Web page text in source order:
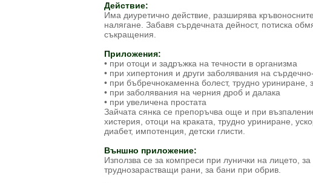
Действие:
Има диуретично действие, разширява
налягане. Забавя сърдечната дейност, потиска
съкращения.
Приложения:
• при отоци и задръжка на течности в организма
• при хипертония и други заболявания на
• при бъбречнокаменна болест, трудно уриниране,
• при заболявания на черния дроб и далака
• при увеличена простата
Зайчата сянка се препоръчва още и при
хистерия, отоци на краката, трудно уриниране,
диабет, импотенция, детски глисти.
Външно приложение:
Използва се за компреси при лунички на лицето,
труднозарастващи рани, за бани при обрив.